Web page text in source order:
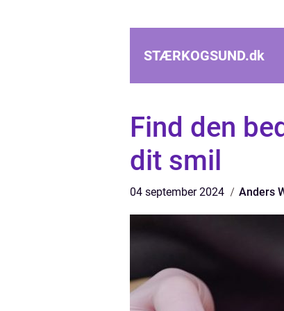
STÆRKOGSUND.dk
Find den
dit smil
04 september 2024 Anders